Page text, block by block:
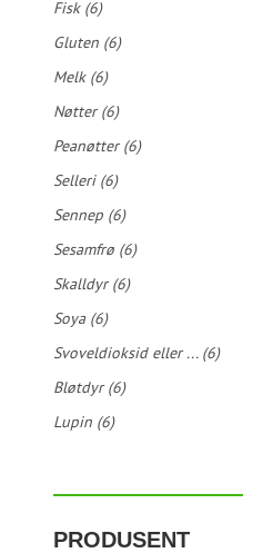
Fisk (6)
Gluten (6)
Melk (6)
Nøtter (6)
Peanøtter (6)
Selleri (6)
Sennep (6)
Sesamfrø (6)
Skalldyr (6)
Soya (6)
Svoveldioksid eller ... (6)
Bløtdyr (6)
Lupin (6)
PRODUSENT